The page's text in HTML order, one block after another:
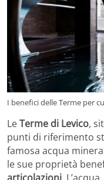
I benefici delle Terme per
LeTerme di Levico,
punti di riferimento
famosa acqua
le sue proprietà